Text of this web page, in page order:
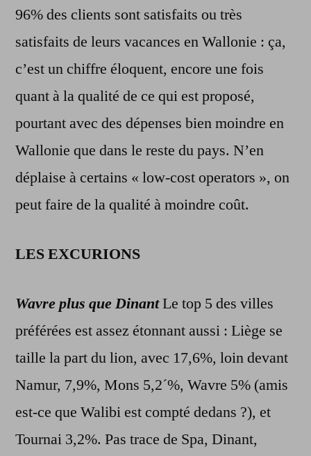
96% des clients sont satisfaits ou très
satisfaits de leurs vacances en Wallonie : ça,
c’est un chiffre éloquent, encore une fois
quant à la qualité de ce qui est proposé,
pourtant avec des dépenses bien moindre en
Wallonie que dans le reste du pays. N’en
déplaise à certains « low-cost operators », on
peut faire de la qualité à moindre coût.
LES EXCURIONS
Wavre plus que DinantLe top 5 des villes
préférées est assez étonnant aussi : Liège se
taille la part du lion, avec 17,6%, loin devant
Namur, 7,9%, Mons 5,2´%, Wavre 5% (amis
est-ce que Walibi est compté dedans ?), et
Tournai 3,2%. Pas trace de Spa, Dinant,